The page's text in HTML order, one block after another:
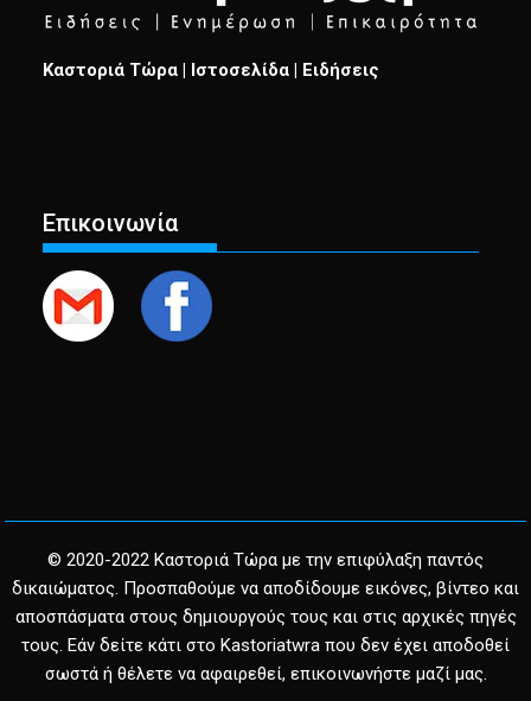
Καστοριά Τώρα | Ιστοσελίδα | Ειδήσεις
Επικοινωνία
© 2020-2022 Καστοριά Τώρα με την επιφύλαξη παντός
δικαιώματος. Προσπαθούμε να αποδίδουμε εικόνες, βίντεο και
αποσπάσματα στους δημιουργούς τους και στις αρχικές πηγές
τους. Εάν δείτε κάτι στο Kastoriatwra που δεν έχει αποδοθεί
σωστά ή θέλετε να αφαιρεθεί, επικοινωνήστε μαζί μας.